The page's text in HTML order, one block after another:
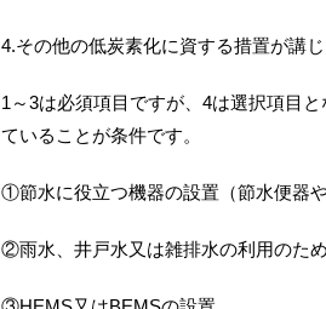
4.その他の低炭素化に資する措置が講
1～3は必須項目ですが、4は選択項目
ていることが条件です。
①節水に役立つ機器の設置（節水便器
②雨水、井戸水又は雑排水の利用のた